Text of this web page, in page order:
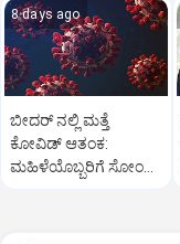
8 days ago
ಬೀದರ್ ನಲ್ಲಿ ಮತ್ತೆ
ಕೋವಿಡ್‌ ಆತಂಕ:
ಮಹಿಳೆಯೊಬ್ಬರಿಗೆ ಸೋಂಕು